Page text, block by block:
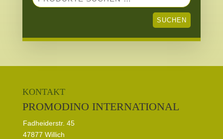
NACH:
SUCHEN
KONTAKT
PROMODINO INTERNATIONAL
Fadheiderstr. 45
47877 Willich